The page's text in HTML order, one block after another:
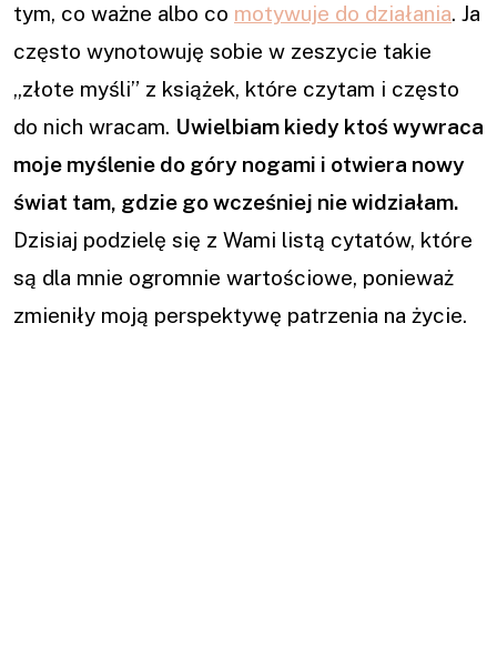
tym, co ważne albo co motywuje do działania. Ja
często wynotowuję sobie w zeszycie takie
„złote myśli” z książek, które czytam i często
do nich wracam. Uwielbiam kiedy ktoś wywraca
moje myślenie do góry nogami i otwiera nowy
świat tam, gdzie go wcześniej nie widziałam.
Dzisiaj podzielę się z Wami listą cytatów, które
są dla mnie ogromnie wartościowe, ponieważ
zmieniły moją perspektywę patrzenia na życie.